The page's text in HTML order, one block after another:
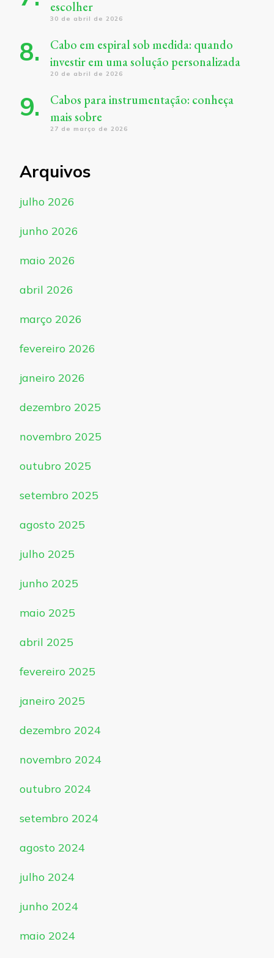
escolher
30 de abril de 2026
Cabo em espiral sob medida: quando
investir em uma solução personalizada
20 de abril de 2026
Cabos para instrumentação: conheça
mais sobre
27 de março de 2026
Arquivos
julho 2026
junho 2026
maio 2026
abril 2026
março 2026
fevereiro 2026
janeiro 2026
dezembro 2025
novembro 2025
outubro 2025
setembro 2025
agosto 2025
julho 2025
junho 2025
maio 2025
abril 2025
fevereiro 2025
janeiro 2025
dezembro 2024
novembro 2024
outubro 2024
setembro 2024
agosto 2024
julho 2024
junho 2024
maio 2024